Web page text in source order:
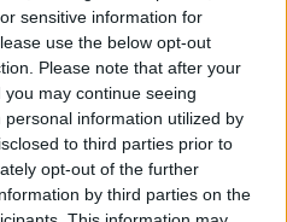
sensitive information for
use the below opt-out
Please note that after your
may continue seeing
information utilized by
to third parties prior to
opt-out of the further
by third parties on the
értelmében Dorsey saját
ajándékozza oda a
Twitterben meglévő 3